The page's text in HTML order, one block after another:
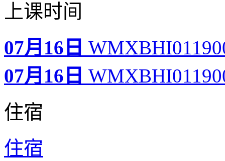
上课时间
07月16日
07月16日
住宿
住宿